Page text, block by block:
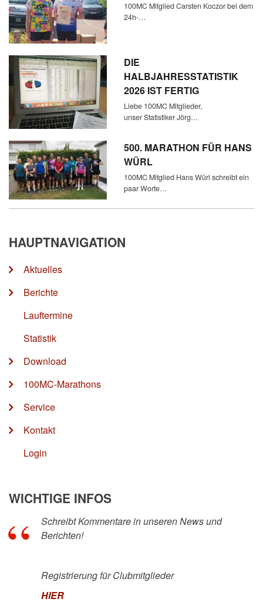
100MC Mitglied Carsten Koczor bei dem
24h-…
DIE
HALBJAHRESSTATISTIK
2026 IST FERTIG
Liebe 100MC Mitglieder,
unser Statistiker Jörg…
500. MARATHON FÜR HANS
WÜRL
100MC Mitglied Hans Würl schreibt ein
paar Worte…
HAUPTNAVIGATION
Aktuelles
Berichte
Lauftermine
Statistik
Download
100MC-Marathons
Service
Kontakt
Login
WICHTIGE INFOS
Schreibt Kommentare in unseren News und
Berichten!
Registrierung für Clubmitglieder
HIER